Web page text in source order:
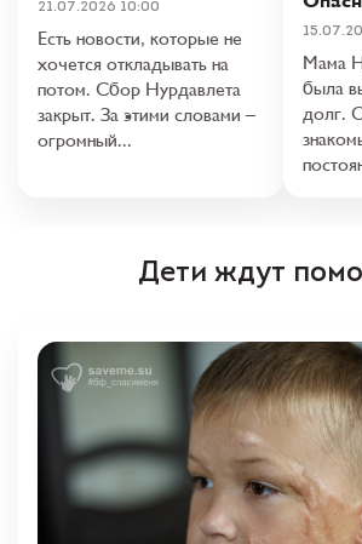
21.07.2026 10:00
Есть новости, которые не
хочется откладывать на
потом. Сбор Нурдавлета
закрыт. За этими словами –
огромный...
Мама
была
долг.
Дети ждут